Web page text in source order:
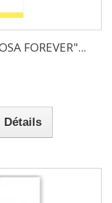
FOREVER"...
Détails